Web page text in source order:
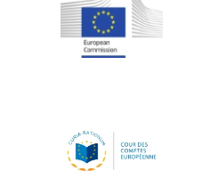
Jean-Louis Schiltz
Jean-Victor Louis
Johnny Åkerholm